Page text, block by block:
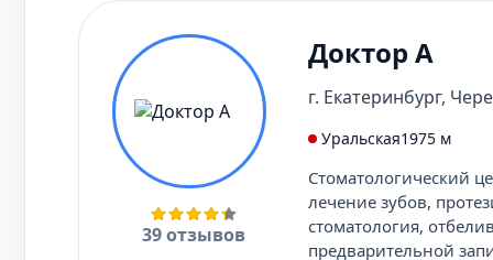
39 отзывов
Доктор А
г. Екатеринбург,
Уральская1975 м
Стоматологический
лечение зубов,
стоматология,
предварительной